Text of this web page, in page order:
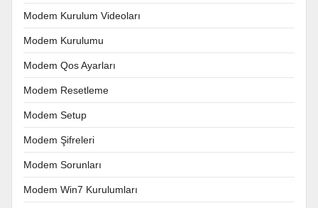
Modem Kurulum Videoları
Modem Kurulumu
Modem Qos Ayarları
Modem Resetleme
Modem Setup
Modem Şifreleri
Modem Sorunları
Modem Win7 Kurulumları